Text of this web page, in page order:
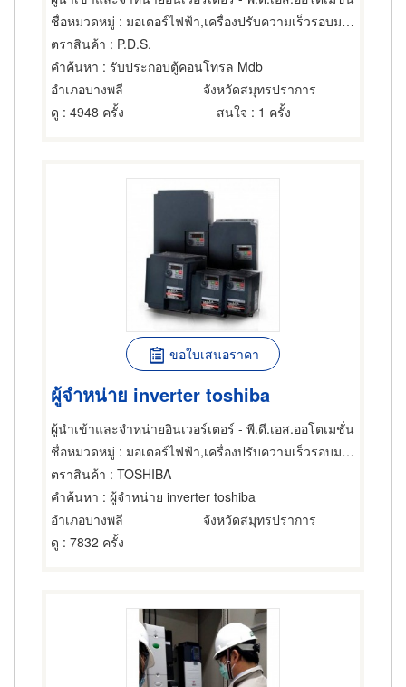
ชื่อหมวดหมู่ : มอเตอร์ไฟฟ้า,เครื่องปรับความเร็วรอบมอเตอร์ไฟฟ้า,ซ่อมมอเตอร์ไฟฟ้า
ตราสินค้า : P.D.S.
คำค้นหา : รับประกอบตู้คอนโทรล Mdb
อำเภอบางพลี
จังหวัดสมุทรปราการ
ดู : 4948 ครั้ง สนใจ : 1 ครั้ง
ขอใบเสนอราคา
ผู้จำหน่าย inverter toshiba
ผู้นำเข้าและจำหน่ายอินเวอร์เตอร์ - พี.ดี.เอส.ออโตเมชั่น
ชื่อหมวดหมู่ : มอเตอร์ไฟฟ้า,เครื่องปรับความเร็วรอบมอเตอร์ไฟฟ้า,ซ่อมมอเตอร์ไฟฟ้า
ตราสินค้า : TOSHIBA
คำค้นหา : ผู้จำหน่าย inverter toshiba
อำเภอบางพลี
จังหวัดสมุทรปราการ
ดู : 7832 ครั้ง